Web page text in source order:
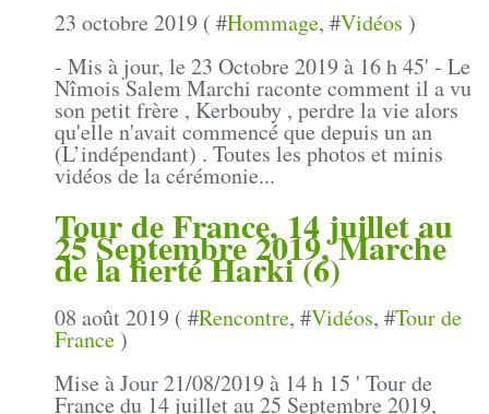
23 octobre 2019 ( #Hommage, #Vidéos )
- Mis à jour, le 23 Octobre 2019 à 16 h 45' - Le
Nîmois Salem Marchi raconte comment il a vu
son petit frère , Kerbouby , perdre la vie alors
qu'elle n'avait commencé que depuis un an
(L’indépendant) . Toutes les photos et minis
vidéos de la cérémonie...
Tour de France, 14 juillet au
25 Septembre 2019, Marche
de la fierté Harki (6)
08 août 2019 ( #Rencontre, #Vidéos, #Tour de
France)
Mise à Jour 21/08/2019 à 14 h 15 ' Tour de
France du 14 juillet au 25 Septembre 2019,